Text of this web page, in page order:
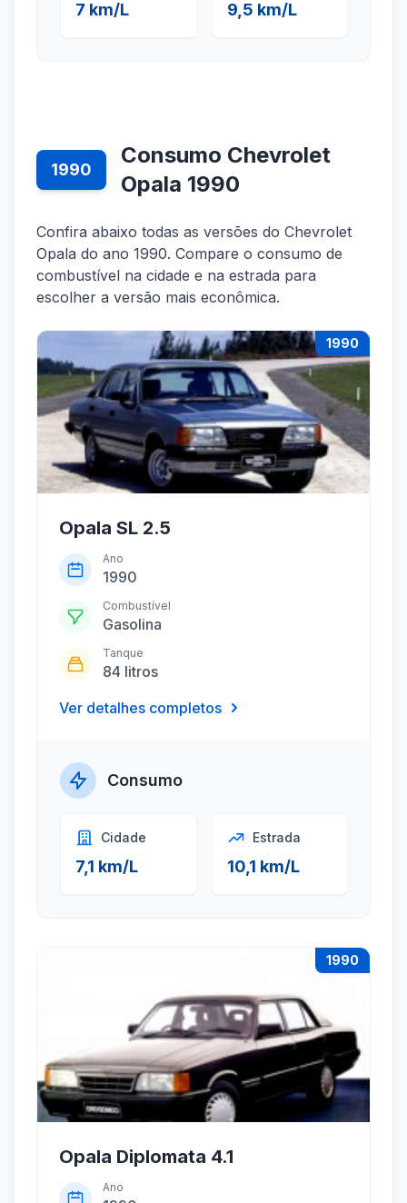
7 km/L 9,5 km/L
1990
Consumo Chevrolet
Opala 1990
Confira abaixo todas as versões do Chevrolet
Opala do ano 1990. Compare o consumo de
combustível na cidade e na estrada para
escolher a versão mais econômica.
1990
Opala SL 2.5
Ano
1990
Combustível
Gasolina
Tanque
84 litros
Ver detalhes completos
Consumo
Cidade
7,1 km/L
Estrada
10,1 km/L
1990
Opala Diplomata 4.1
Ano